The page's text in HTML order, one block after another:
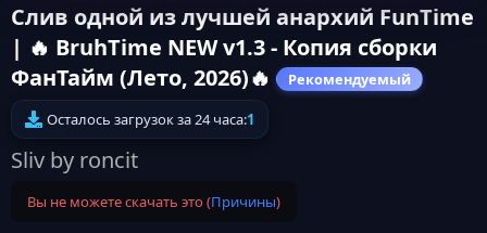
Слив одной из лучшей анархий FunTime
| 🔥 BruhTime NEW v1.3 - Копия сборки
ФанТайм (Лето, 2026)🔥
Рекомендуемый
Осталось загрузок за 24 часа:1
Sliv by roncit
Вы не можете скачать это (Причины)